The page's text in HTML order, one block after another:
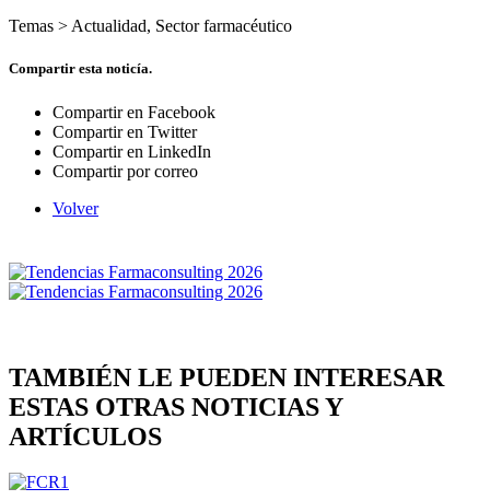
Temas > Actualidad, Sector farmacéutico
Compartir esta noticía.
Compartir en Facebook
Compartir en Twitter
Compartir en LinkedIn
Compartir por correo
Volver
TAMBIÉN LE PUEDEN INTERESAR
ESTAS OTRAS NOTICIAS Y
ARTÍCULOS